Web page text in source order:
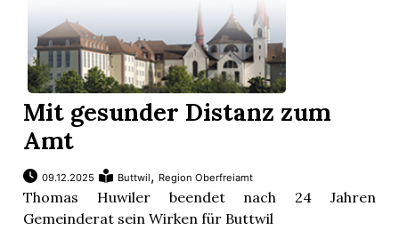
Mit gesunder Distanz zum
Amt
09.12.2025 Buttwil, Region Oberfreiamt
Thomas Huwiler beendet nach 24 Jahren
Gemeinderat sein Wirken für Buttwil